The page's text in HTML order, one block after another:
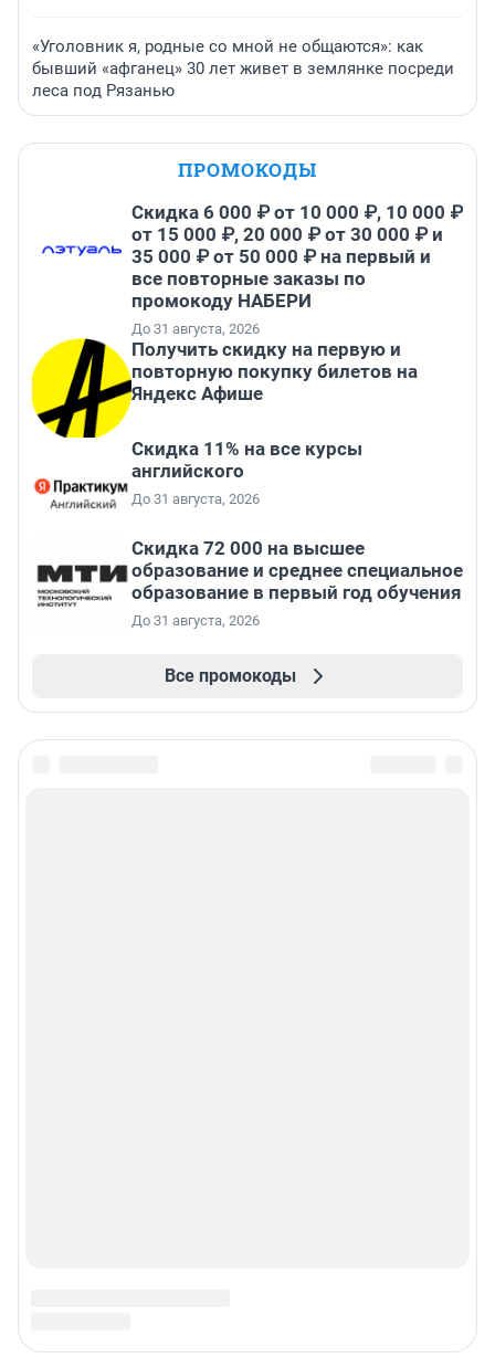
«Уголовник я, родные со мной не общаются»: как
бывший «афганец» 30 лет живет в землянке посреди
леса под Рязанью
ПРОМОКОДЫ
Скидка 6 000 ₽ от 10 000 ₽, 10 000 ₽
от 15 000 ₽, 20 000 ₽ от 30 000 ₽ и
35 000 ₽ от 50 000 ₽ на первый и
все повторные заказы по
промокоду НАБЕРИ
До 31 августа, 2026
Получить скидку на первую и
повторную покупку билетов на
Яндекс Афише
Скидка 11% на все курсы
английского
До 31 августа, 2026
Скидка 72 000 на высшее
образование и среднее специальное
образование в первый год обучения
До 31 августа, 2026
Все промокоды